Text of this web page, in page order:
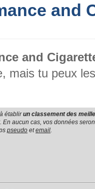
and
and
mais tu peux
établirun classement des
aucun cas, vos données
pseudo etemail.